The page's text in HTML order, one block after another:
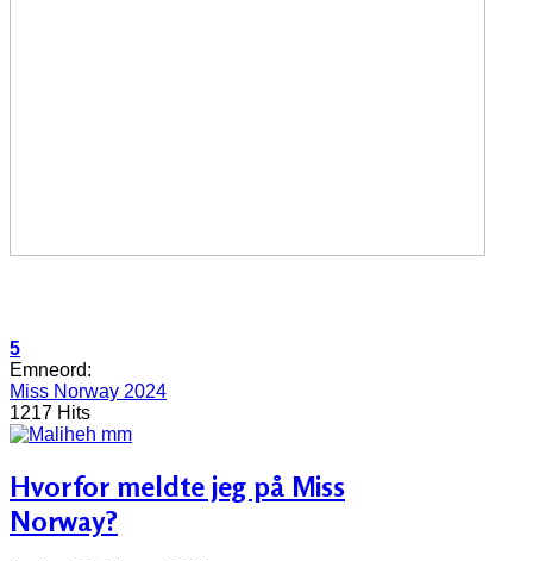
5
Emneord:
Miss Norway 2024
1217 Hits
Hvorfor meldte jeg på Miss
Norway?